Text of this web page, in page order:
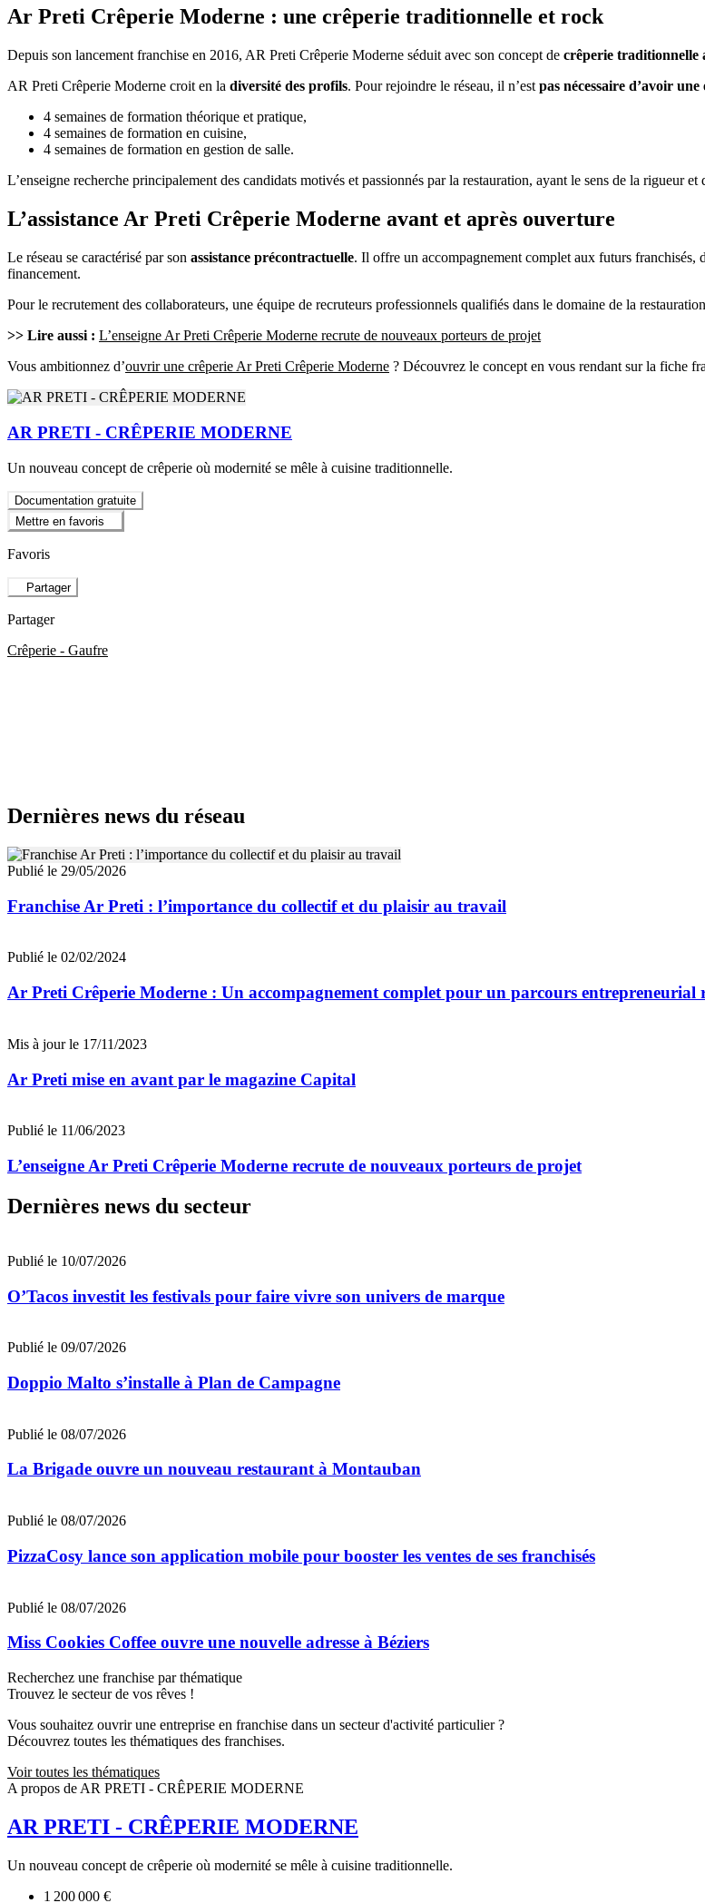
Ar Preti Crêperie Moderne : une crêperie traditionnelle et rock
Depuis son lancement franchise en 2016, AR Preti Crêperie Moderne séduit avec son concept de crêperie traditionnelle
AR Preti Crêperie Moderne croit en la diversité des profils. Pour rejoindre le réseau, il n’est pas nécessaire d’avoir
4 semaines de formation théorique et pratique,
4 semaines de formation en cuisine,
4 semaines de formation en gestion de salle.
L’enseigne recherche principalement des candidats motivés et passionnés par la restauration, ayant le sens de la rigueur et
L’assistance Ar Preti Crêperie Moderne avant et après ouverture
Le réseau se caractérisé par son assistance précontractuelle. Il offre un accompagnement complet aux futurs franchisés,
financement.
Pour le recrutement des collaborateurs, une équipe de recruteurs professionnels qualifiés dans le domaine de la
>> Lire aussi : L’enseigne Ar Preti Crêperie Moderne recrute de nouveaux porteurs de projet
Vous ambitionnez d’ouvrir une crêperie Ar Preti Crêperie Moderne ? Découvrez le concept en vous rendant sur la fiche
AR PRETI - CRÊPERIE MODERNE
Un nouveau concept de crêperie où modernité se mêle à cuisine traditionnelle.
Documentation gratuite
Mettre en favoris
Favoris
Partager
Partager
Crêperie - Gaufre
Dernières news du réseau
Publié le 29/05/2026
Franchise Ar Preti : l’importance du collectif et du plaisir au travail
Publié le 02/02/2024
Ar Preti Crêperie Moderne : Un accompagnement complet pour un parcours entrepreneurial
Mis à jour le 17/11/2023
Ar Preti mise en avant par le magazine Capital
Publié le 11/06/2023
L’enseigne Ar Preti Crêperie Moderne recrute de nouveaux porteurs de projet
Dernières news du secteur
Publié le 10/07/2026
O’Tacos investit les festivals pour faire vivre son univers de marque
Publié le 09/07/2026
Doppio Malto s’installe à Plan de Campagne
Publié le 08/07/2026
La Brigade ouvre un nouveau restaurant à Montauban
Publié le 08/07/2026
PizzaCosy lance son application mobile pour booster les ventes de ses franchisés
Publié le 08/07/2026
Miss Cookies Coffee ouvre une nouvelle adresse à Béziers
Recherchez une franchise par thématique
Trouvez le secteur de vos rêves !
Vous souhaitez ouvrir une entreprise en franchise dans un secteur d'activité particulier ?
Découvrez toutes les thématiques des franchises.
Voir toutes les thématiques
A propos de AR PRETI - CRÊPERIE MODERNE
AR PRETI - CRÊPERIE MODERNE
Un nouveau concept de crêperie où modernité se mêle à cuisine traditionnelle.
1 200 000 €